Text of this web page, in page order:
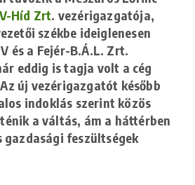
V-Híd Zrt. vezérigazgatója,
székbe ideiglenesen
és a Fejér-B.Á.L. Zrt.
eddig is tagja volt a cég
új vezérigazgatót később
indoklás szerint közös
a váltás, ám a háttérben
feszültségek